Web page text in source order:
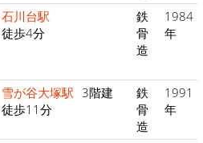
石川台駅
徒歩4分
鉄
骨
造
1984
年
雪が谷大塚駅
徒歩11分
3階建
鉄
骨
造
1991
年